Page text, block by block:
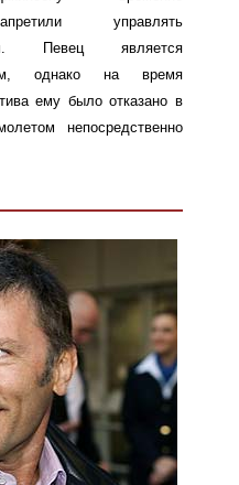
управлять
Певец является
однако на время
ему было отказано в
непосредственно